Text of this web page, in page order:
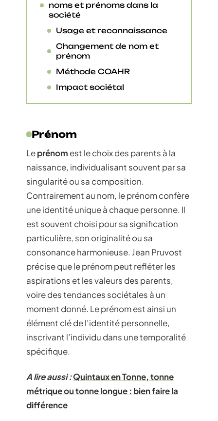
noms et prénoms dans la
société
Usage et reconnaissance
Changement de nom et
prénom
Méthode COAHR
Impact sociétal
Prénom
Leprénom est le choix des parents à la
naissance, individualisant souvent par sa
singularité ou sa composition.
Contrairement au nom, le prénom confère
une identité unique à chaque personne. Il
est souvent choisi pour sa signification
particulière, son originalité ou sa
consonance harmonieuse. Jean Pruvost
précise que le prénom peut refléter les
aspirations et les valeurs des parents,
voire des tendances sociétales à un
moment donné. Le prénom est ainsi un
élément clé de l’identité personnelle,
inscrivant l’individu dans une temporalité
spécifique.
A lire aussi :Quintaux en Tonne, tonne
métrique ou tonne longue : bien faire la
différence